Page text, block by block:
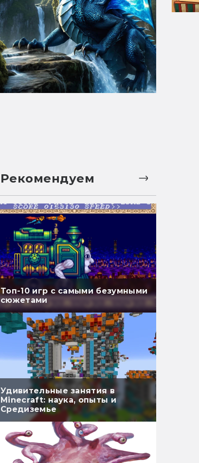
Рекомендуем
Топ-10 игр с самыми безумными
сюжетами
Удивительные занятия в
Minecraft: наука, опыты и
Средиземье